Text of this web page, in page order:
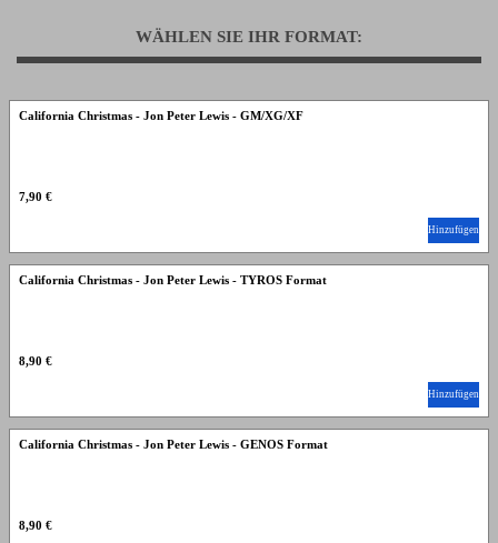
WÄHLEN SIE IHR FORMAT:
California Christmas - Jon Peter Lewis - GM/XG/XF
7,90 €
Hinzufügen
California Christmas - Jon Peter Lewis - TYROS Format
8,90 €
Hinzufügen
California Christmas - Jon Peter Lewis - GENOS Format
8,90 €